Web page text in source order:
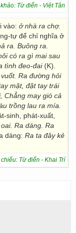
Từ điển - Việt Tân
vào: ở nhà ra chợ.
tự để chỉ nghĩa ở
ra. Buông ra.
có ra gì mai sau
tình đeo-đai(K).
Ra đường hỏi
mặt, đặt tay trái
Chẳng may gió cả
trồng lau ra mía.
sinh, phát-xuất,
Ra dáng. Ra
dáng: Ra ta đây kẻ
Từ điển - Khai Trí